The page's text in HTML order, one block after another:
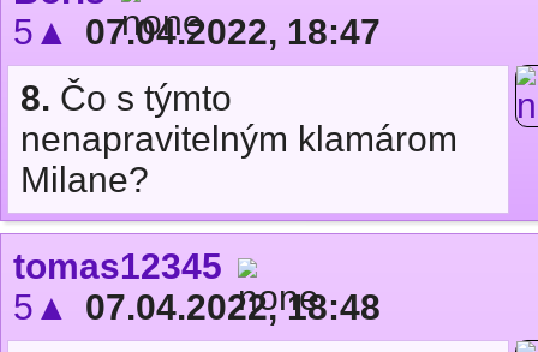
5▲
07.04.2022, 18:47
8. Čo s týmto
nenapravitelným klamárom
Milane?
tomas12345
5▲
07.04.2022, 18:48